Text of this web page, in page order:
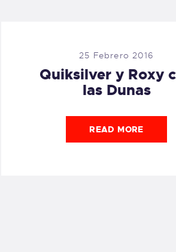
25 Febrero 2016
Quiksilver y Roxy
las Dunas
READ MORE